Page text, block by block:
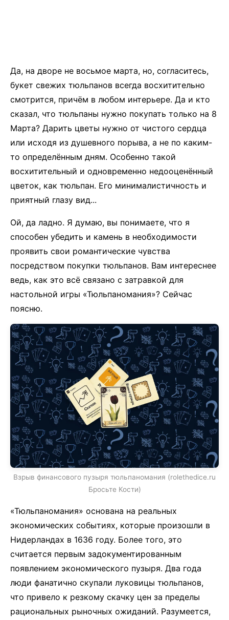
Да, на дворе не восьмое марта, но, согласитесь,
букет свежих тюльпанов всегда восхитительно
смотрится, причём в любом интерьере. Да и кто
сказал, что тюльпаны нужно покупать только на 8
Марта? Дарить цветы нужно от чистого сердца
или исходя из душевного порыва, а не по каким-
то определённым дням. Особенно такой
восхитительный и одновременно недооценённый
цветок, как тюльпан. Его минималистичность и
приятный глазу вид...
Ой, да ладно. Я думаю, вы понимаете, что я
способен убедить и камень в необходимости
проявить свои романтические чувства
посредством покупки тюльпанов. Вам интереснее
ведь, как это всё связано с затравкой для
настольной игры «Тюльпаномания»? Сейчас
поясню.
Взрыв финансового пузыря тюльпаномания (rolethedice.ru
Бросьте Кости)
«Тюльпаномания» основана на реальных
экономических событиях, которые произошли в
Нидерландах в 1636 году. Более того, это
считается первым задокументированным
появлением экономического пузыря. Два года
люди фанатично скупали луковицы тюльпанов,
что привело к резкому скачку цен за пределы
рациональных рыночных ожиданий. Разумеется,